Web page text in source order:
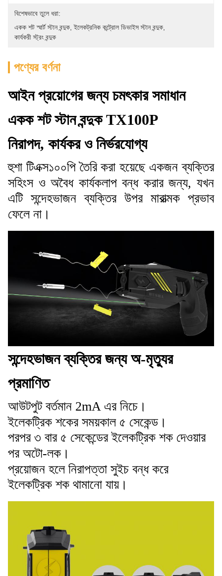
বিশেষভাবে তুলে ধরা:
একক শট স্মার্ট স্টান বন্দুক , ইলেকট্রনিক কন্ট্রোল ডিভাইস স্টান বন্দুক
কার্যকরী স্ট্রং বন্দুক
পণ্যের বর্ণনা
আইন প্রয়োগের জন্য চমৎকার সমাধান
একক শট স্টান বন্দুক TX100P
নিরাপদ, কার্যকর ও নির্ভরযোগ্য
হুশা টিএক্স১০০পি তৈরি করা হয়েছে একজন ব্যক্তির
সহিংস ও অবৈধ কার্যকলাপ বন্ধ করার জন্য, যখন
এটি সন্দেহভাজন ব্যক্তির উপর মারাত্মক প্রভাব
ফেলে না।
সন্দেহভাজন ব্যক্তির জন্য অ-মৃত্যুর
প্রমাণিত
আউটপুট বর্তমান 2mA এর নিচে।
ইলেকট্রিক শকের সময়কাল ৫ সেকেন্ড।
পরপর ৩ বার ৫ সেকেন্ডের ইলেকট্রিক শক দেওয়ার
পর অটো-লক।
প্রয়োজন হলে নিরাপত্তা সুইচ বন্ধ করে
ইলেকট্রিক শক থামানো যায়।